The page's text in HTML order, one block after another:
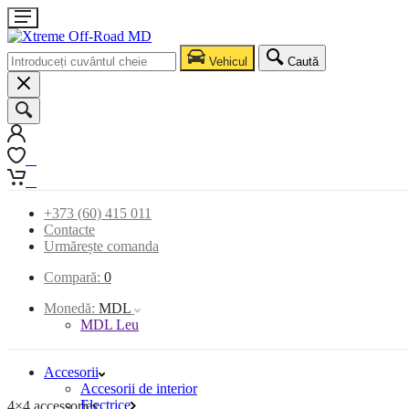
Vehicul Caută
+373 (60) 415 011
Contacte
Urmărește comanda
Compară: 0
Monedă: MDL
MDL Leu
Accesorii
Accesorii de interior
Electrice
4×4 accessories